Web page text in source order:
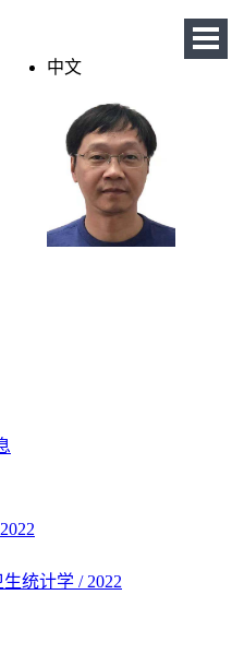
科学研究
教学研究
获奖信息
中文
统计学 / 2022